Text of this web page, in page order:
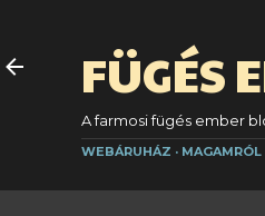
FÜGÉS
A farmosi fügés ember
WEBÁRUHÁZ MAGAMRÓL